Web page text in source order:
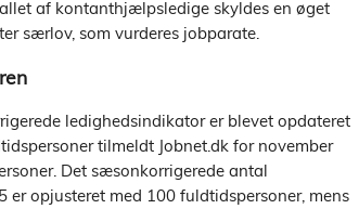
af kontanthjælpsledige skyldes en øget
særlov, som vurderes jobparate.
ledighedsindikator er blevet opdateret
tilmeldt Jobnet.dk for november
Det sæsonkorrigerede antal
opjusteret med 100 fuldtidspersoner, mens